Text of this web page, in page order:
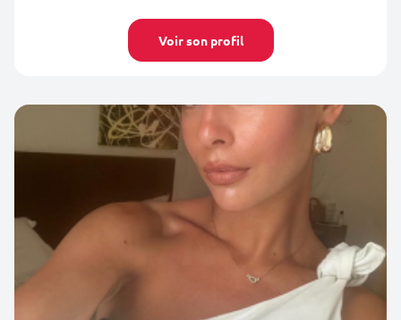
Voir son profil